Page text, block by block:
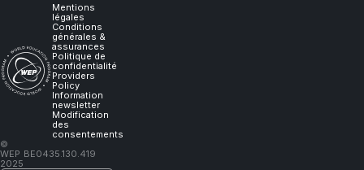
Mentions
légales
Conditions
générales &
assurances
Politique de
confidentialité
Providers
Policy
Information
newsletter
Modification
des
consentements
©
WEP
2025
BE0435.130.419
will
learn."
Lao